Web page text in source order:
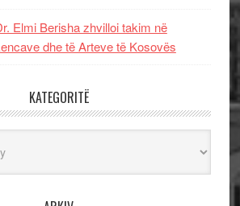
Elmi Berisha zhvilloi takim në
dhe të Arteve të Kosovës
KATEGORITË